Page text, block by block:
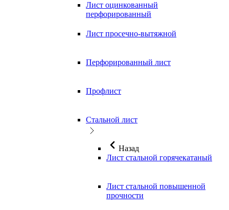
Лист оцинкованный
перфорированный
Лист просечно-вытяжной
Перфорированный лист
Профлист
Стальной лист
Назад
Лист стальной горячекатаный
Лист стальной повышенной
прочности